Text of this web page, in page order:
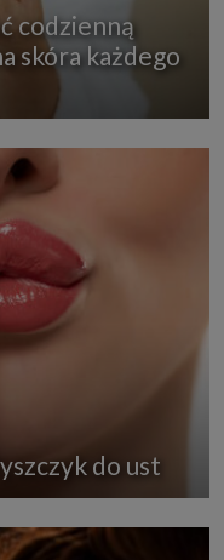
codzienną
skóra każdego
do ust